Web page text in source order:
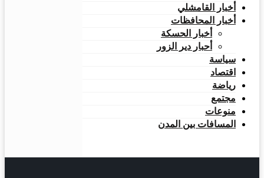
أخبار القامشلي
أخبار المحافظات
أخبار الحسكة
أحبار دير الزور
سياسة
اقتصاد
رياضة
مجتمع
منوعات
المسافات بين المدن